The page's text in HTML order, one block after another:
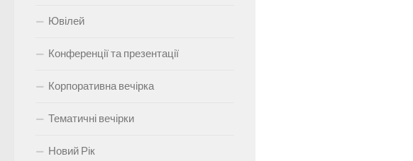
Ювілей
Конференції та презентації
Корпоративна вечірка
Тематичні вечірки
Новий Рік